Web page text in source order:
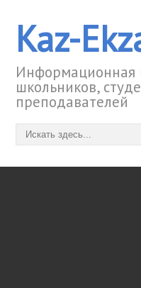
Kaz-
Информационная
школьников,
преподавателей